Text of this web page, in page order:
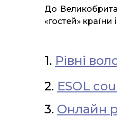
До
«гостей»
1. Рівні
2. ESOL
3. Онлайн